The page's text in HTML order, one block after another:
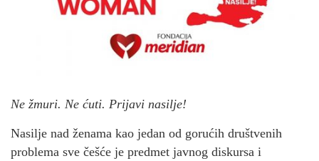
Ne žmuri. Ne ćuti. Prijavi nasilje!
Nasilje nad ženama kao jedan od gorućih društvenih
problema sve češće je predmet javnog diskursa i